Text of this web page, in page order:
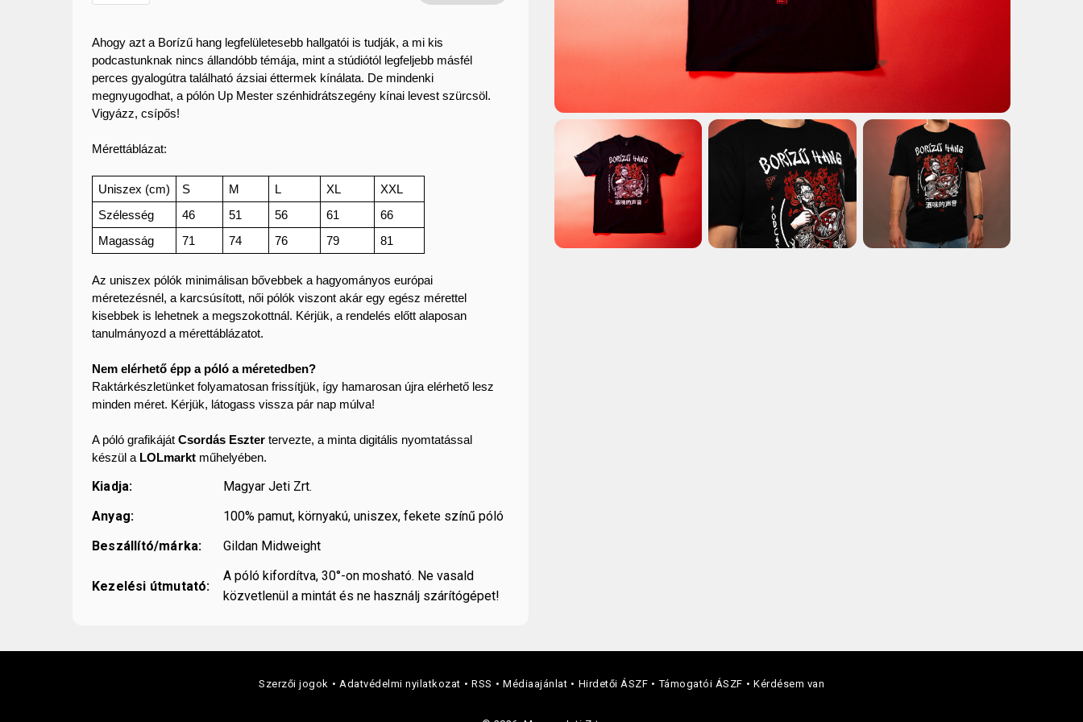
Ahogy azt a Borízű hang legfelületesebb hallgatói is tudják, a mi kis
podcastunknak nincs állandóbb témája, mint a stúdiótól legfeljebb másfél
perces gyalogútra található ázsiai éttermek kínálata. De mindenki
megnyugodhat, a pólón Up Mester szénhidrátszegény kínai levest szürcsöl.
Vigyázz, csípős!
Mérettáblázat:
Uniszex (cm) S M L XL
XXL
Szélesség
46 51 56 61
66
Magasság
71 74 76 79 81
Az uniszex pólók minimálisan bővebbek a hagyományos európai
méretezésnél, a karcsúsított, női pólók viszont akár egy egész mérettel
kisebbek is lehetnek a megszokottnál. Kérjük, a rendelés előtt alaposan
tanulmányozd a mérettáblázatot.
Nem elérhető épp a póló a méretedben?
Raktárkészletünket folyamatosan frissítjük, így hamarosan újra elérhető lesz
minden méret. Kérjük, látogass vissza pár nap múlva!
A póló grafikáját Csordás Eszter tervezte, a minta digitális nyomtatással
készül a LOLmarkt műhelyében.
Kiadja:
Magyar Jeti Zrt.
Anyag:
100% pamut, környakú, uniszex, fekete színű póló
Beszállító/márka:
Gildan Midweight
Kezelési útmutató:
A póló kifordítva, 30°-on mosható. Ne vasald
közvetlenül a mintát és ne használj szárítógépet!
Szerzői jogok Adatvédelmi nyilatkozat RSS Médiaajánlat Hirdetői ÁSZF Támogatói ÁSZF Kérdésem van